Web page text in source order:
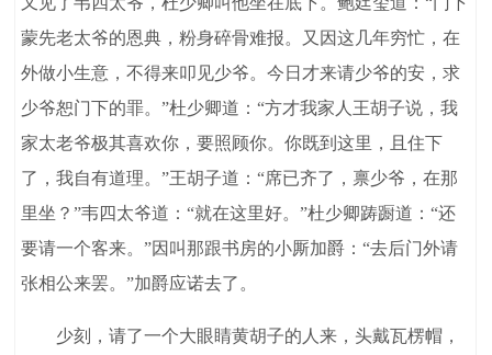
蒙先老太爷的恩典，粉身碎骨难报。又因这几年穷忙，在
外做小生意，不得来叩见少爷。今日才来请少爷的安，求
少爷恕门下的罪。”杜少卿道：“方才我家人王胡子说，我
家太老爷极其喜欢你，要照顾你。你既到这里，且住下
了，我自有道理。”王胡子道：“席已齐了，禀少爷，在那
里坐？”韦四太爷道：“就在这里好。”杜少卿踌蹰道：“还
要请一个客来。”因叫那跟书房的小厮加爵：“去后门外请
张相公来罢。”加爵应诺去了。
少刻，请了一个大眼睛黄胡子的人来，头戴瓦楞帽，